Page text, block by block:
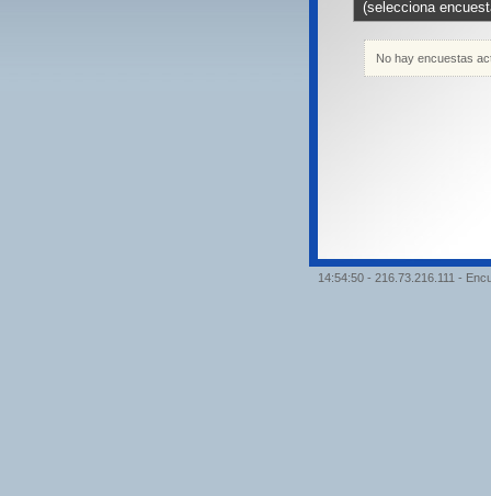
No hay encuestas
14:54:50 - 216.73.216.111 -